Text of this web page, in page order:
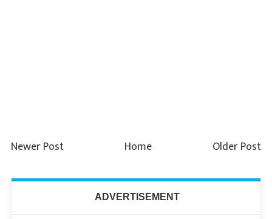
Newer Post Older Post
Home
ADVERTISEMENT